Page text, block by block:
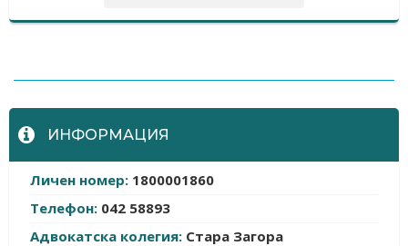
ИНФОРМАЦИЯ
Личен номер: 1800001860
Телефон: 042 58893
Адвокатска колегия: Стара Загора